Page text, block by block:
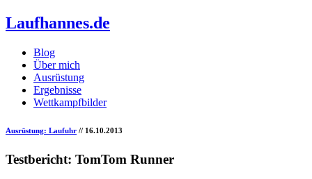
Laufhannes.de
Blog
Über mich
Ausrüstung
Ergebnisse
Wettkampfbilder
Ausrüstung: Laufuhr // 16.10.2013
Testbericht: TomTom Runner